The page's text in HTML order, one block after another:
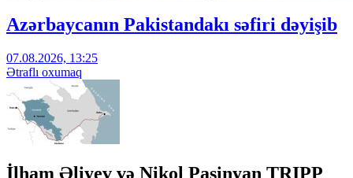
Azərbaycanın Pakistandakı səfiri dəyişib
07.08.2026, 13:25
Ətraflı oxumaq
İlham Əliyev və Nikol Paşinyan TRIPP